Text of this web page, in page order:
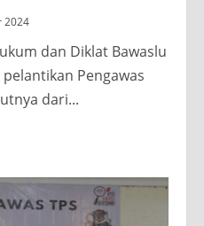
2024
dan Diklat Bawaslu
pelantikan Pengawas
dari...